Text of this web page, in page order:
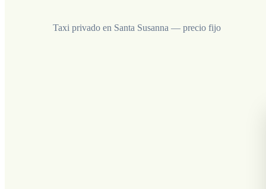
Taxi privado en Santa Susanna — precio fijo